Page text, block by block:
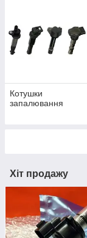
Котушки
запалювання
Хіт продажу